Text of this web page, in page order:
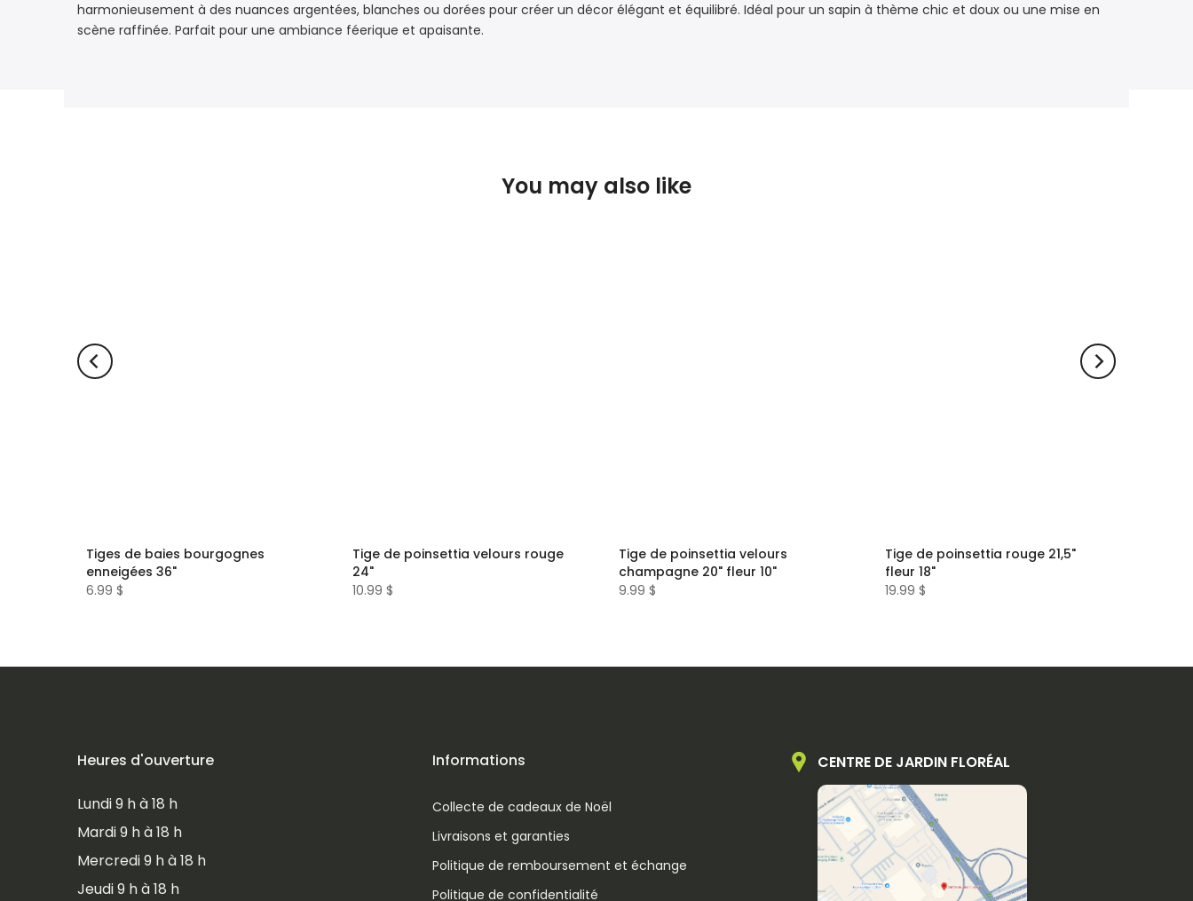
harmonieusement à des nuances argentées, blanches ou dorées pour créer un décor élégant et équilibré. Idéal pour un sapin à thème chic et doux ou une mise en
scène raffinée. Parfait pour une ambiance féerique et apaisante.
You may also like
Tiges de baies bourgognes
enneigées 36"
6.99 $
Tige de poinsettia velours rouge
24"
10.99 $
Tige de poinsettia velours
champagne 20" fleur 10"
9.99 $
Tige de poinsettia rouge 21,5"
fleur 18"
19.99 $
Heures d'ouverture
Lundi 9 h à 18 h
Mardi 9 h à 18 h
Mercredi 9 h à 18 h
Jeudi 9 h à 18 h
Informations
Collecte de cadeaux de Noël
Livraisons et garanties
Politique de remboursement et échange
Politique de confidentialité
CENTRE DE JARDIN FLORÉAL